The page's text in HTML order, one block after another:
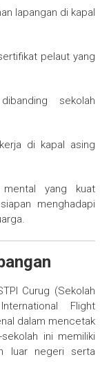
lapangan di kapal
pelaut yang
sekolah
di kapal asing
yang kuat
menghadapi
Curug (Sekolah
Flight
dalam mencetak
ini memiliki
luar negeri serta